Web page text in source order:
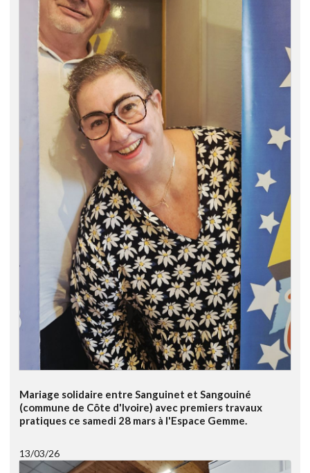
Mariage solidaire entre Sanguinet et Sangouiné
(commune de Côte d'Ivoire) avec premiers travaux
pratiques ce samedi 28 mars à l'Espace Gemme.
13/03/26